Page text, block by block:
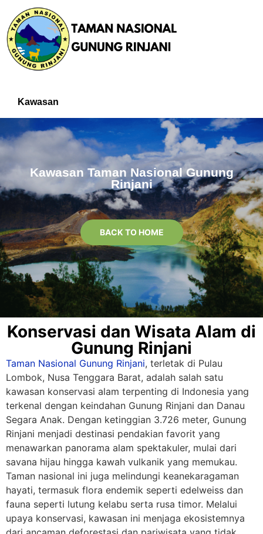
Kawasan
Kawasan Taman Nasional Gunung
Rinjani
BACK TO HOME
Konservasi dan Wisata Alam di
Gunung Rinjani
Taman Nasional Gunung Rinjani, terletak di Pulau
Lombok, Nusa Tenggara Barat, adalah salah satu
kawasan konservasi alam terpenting di Indonesia yang
terkenal dengan keindahan Gunung Rinjani dan Danau
Segara Anak. Dengan ketinggian 3.726 meter, Gunung
Rinjani menjadi destinasi pendakian favorit yang
menawarkan panorama alam spektakuler, mulai dari
savana hijau hingga kawah vulkanik yang memukau.
Taman nasional ini juga melindungi keanekaragaman
hayati, termasuk flora endemik seperti edelweiss dan
fauna seperti lutung kelabu serta rusa timor. Melalui
upaya konservasi, kawasan ini menjaga ekosistemnya